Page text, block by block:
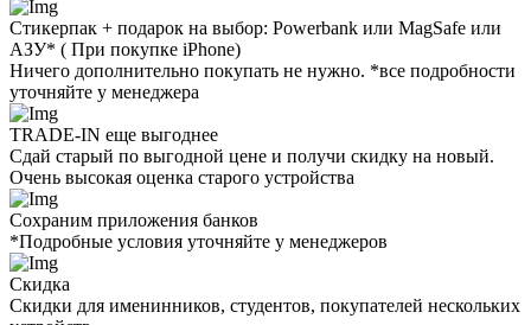
Стикерпак + подарок на выбор: Powerbank или MagSafe или
AЗУ* ( При покупке iPhone)
Ничего дополнительно покупать не нужно. *все подробности
уточняйте у менеджера
TRADE-IN еще выгоднее
Сдай старый по выгодной цене и получи скидку на новый.
Очень высокая оценка старого устройства
Сохраним приложения банков
*Подробные условия уточняйте у менеджеров
Скидка
Скидки для именинников, студентов, покупателей нескольких